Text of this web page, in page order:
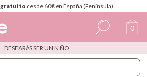
gratuito desde 60€ en España (Península).
0
DESEARÁS SER UN NIÑO